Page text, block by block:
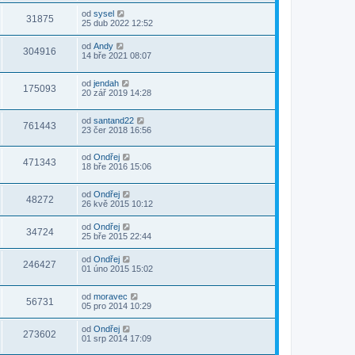
31875 od sysel
25 dub 2022 12:52
304916 od Andy
14 bře 2021 08:07
175093 od jendah
20 zář 2019 14:28
761443 od santand22
23 čer 2018 16:56
471343 od Ondřej
18 bře 2016 15:06
48272 od Ondřej
26 kvě 2015 10:12
34724 od Ondřej
25 bře 2015 22:44
246427 od Ondřej
01 úno 2015 15:02
56731 od moravec
05 pro 2014 10:29
273602 od Ondřej
01 srp 2014 17:09